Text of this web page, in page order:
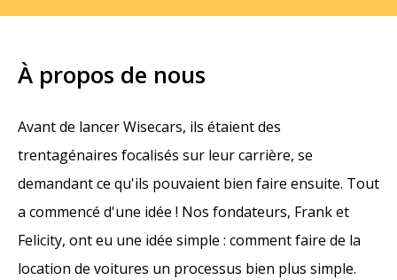
À propos de nous
Avant de lancer Wisecars, ils étaient des
trentagénaires focalisés sur leur carrière, se
demandant ce qu'ils pouvaient bien faire ensuite. Tout
a commencé d'une idée ! Nos fondateurs, Frank et
Felicity, ont eu une idée simple : comment faire de la
location de voitures un processus bien plus simple.